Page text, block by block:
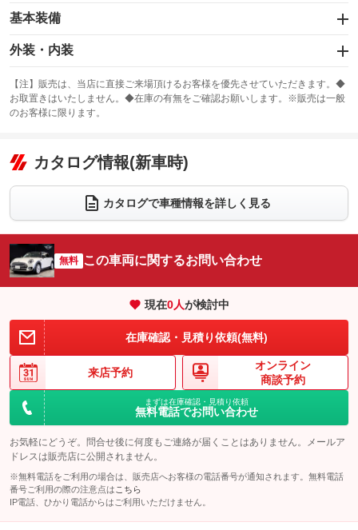
基本装備
エアバッグ：運転席/助手席/サイド
：装備あり
：装備なし
サンルーフ
：装備なし ABS
リフトアップ
：装備なし
ダウンヒルアシストコントロール
パワーウィンドウ
：装備あり ：装備あり
アイドリングストップ
：装備あり
USB入力端子
：装備あり Bluetooth接続
クリーンディーゼル
：装備なし
センターデフロック
：装備なし
レンタカーアップ
：装備なし 展示・試乗車
：装備なし
電動格納ミラー
：装備あり
外装・内装
カーナビ
：装備なし
TV
：装備なし
ビジュアル
：装備なし
革シート
：装備なし ハーフレザーシート
：装備あり
キーレス
：装備あり ：装備あり
HID(キセノンライト)
：装備なし
ETC2.0
：装備あり
エアロ
：装備なし スマートキー
：装備あり
ローダウン
：装備なし ランフラットタイヤ
：装備なし
：装備なし ：装備なし
ベンチシート
：装備なし フルフラットシート
：装備なし
チップアップシート
：装備なし オットマン
：装備なし
電動格納サードシート
：装備なし シートヒーター
：装備あり
ウォークスルー
：装備なし ：装備なし
【注】販売は、当店に直接ご来場頂けるお客様を優先させていただきます。◆
お取置きはいたしません。◆在庫の有無をご確認お願いします。※販売は一般
のお客様に限ります。
カタログ情報(新車時)
カタログで車種情報を詳しく見る
無料 この車両に関するお問い合わせ
現在0人が検討中
在庫確認・見積り依頼(無料)
来店予約
オンライン
商談予約
まずは在庫確認・見積り依頼
無料電話でお問い合わせ
お気軽にどうぞ。問合せ後に何度もご連絡が届くことはありません。メールア
ドレスは販売店に公開されません。
※無料電話をご利用の場合は、販売店へお客様の電話番号が通知されます。無料電話
番号ご利用の際の注意点は こちら
IP電話、ひかり電話からはご利用いただけません。